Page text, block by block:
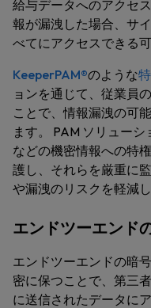
給与データへのアクセ
報が漏洩した場合、サ
べてにアクセスできる
KeeperPAM®のような
ョンを通じて、従業員
ことで、情報漏洩の可
ます。 PAM ソリュー
などの機密情報への特
護し、それらを厳重に
や漏洩のリスクを軽減し
エンドツーエンド
エンドツーエンドの暗
密に保つことで、第三
に送信されたデータに